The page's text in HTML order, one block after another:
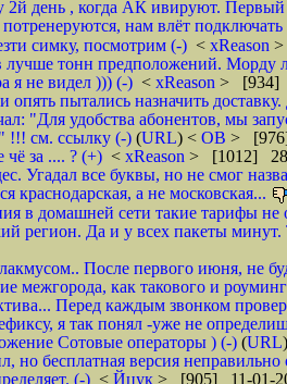
2й день , когда АК ивируют. Первый
нам влёт подключать
симку, посмотрим (-) < xReason
тонн предположений. Морду
я не видел ))) (-) < xReason > [934]
опять пытались назначить
"Для удобства абонентов, мы
!!! см. ссылку (-) (URL) < ОВ >
за .... ? (+) < xReason > [1012]
Угадал все буквы, но не смог
краснодарская, а не московская...
в домашней сети такие тарифы не
регион. Да и у всех пакеты
После первого июня, не
межгорода, как такового и
Перед каждым звонком
я так понял -уже не
Сотовые операторы ) (-) (URL
но бесплатная версия
(-) < Йцук > [905] 11-01-